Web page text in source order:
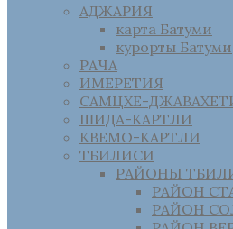
АДЖАРИЯ
карта Батуми
курорты Батуми
РАЧА
ИМЕРЕТИЯ
САМЦХЕ-
ШИДА-КАРТЛИ
КВЕМО-КАРТЛИ
ТБИЛИСИ
РАЙОНЫ
РАЙОН
РАЙОН